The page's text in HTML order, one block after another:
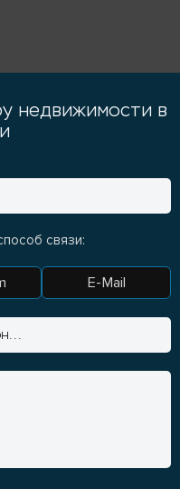
недвижимости в
связи:
E-Mail